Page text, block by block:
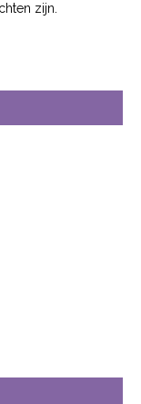
zijn.